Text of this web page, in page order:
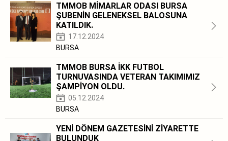
TMMOB MİMARLAR ODASI BURSA
ŞUBENİN GELENEKSEL BALOSUNA
KATILDIK.
17.12.2024
BURSA
TMMOB BURSA İKK FUTBOL
TURNUVASINDA VETERAN TAKIMIMIZ
ŞAMPİYON OLDU.
05.12.2024
BURSA
YENİ DÖNEM GAZETESİNİ ZİYARETTE
BULUNDUK